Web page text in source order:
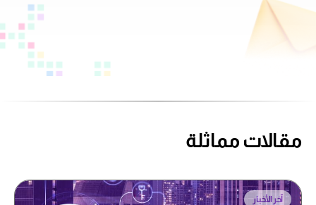
مقالات مماثلة
آخر الأخبار